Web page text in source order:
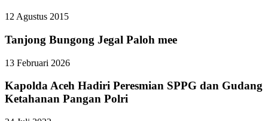
12 Agustus 2015
Tanjong Bungong Jegal Paloh mee
13 Februari 2026
Kapolda Aceh Hadiri Peresmian SPPG dan Gudang
Ketahanan Pangan Polri